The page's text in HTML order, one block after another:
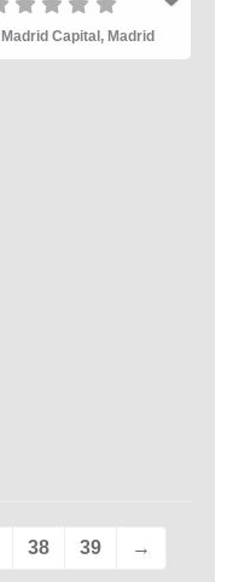
Madrid Capital, Madrid
38 39 →